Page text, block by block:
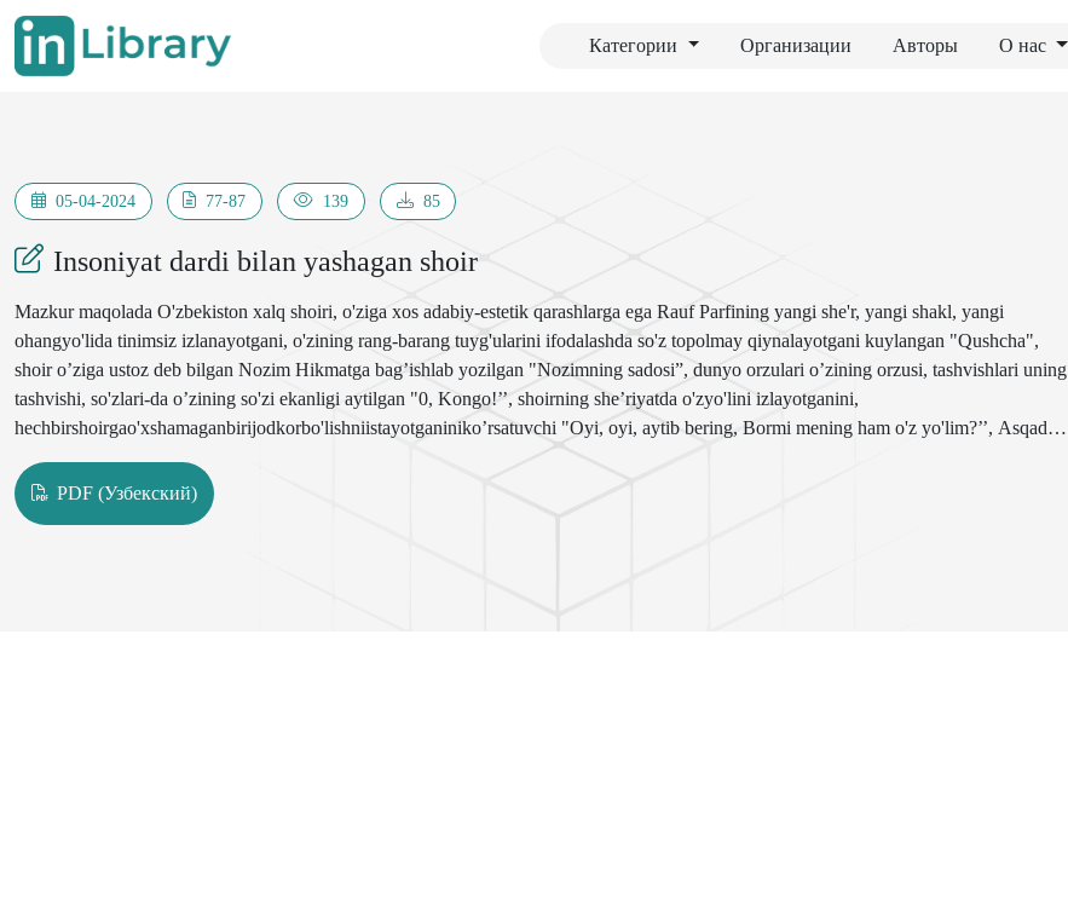
Категории Организации Авторы О нас
05-04-2024 77-87 139 85
Insoniyat dardi bilan yashagan shoir
Mazkur maqolada O'zbekiston xalq shoiri, o'ziga xos adabiy-estetik qarashlarga ega Rauf Parfining yangi she'r, yangi shakl, yangi
ohangyo'lida tinimsiz izlanayotgani, o'zining rang-barang tuyg'ularini ifodalashda so'z topolmay qiynalayotgani kuylangan "Qushcha",
shoir o’ziga ustoz deb bilgan Nozim Hikmatga bag’ishlab yozilgan "Nozimning sadosi”, dunyo orzulari o’zining orzusi, tashvishlari uning
tashvishi, so'zlari-da o’zining so'zi ekanligi aytilgan "0, Kongo!’’, shoirning she’riyatda o'zyo'lini izlayotganini,
hechbirshoirgao'xshamaganbirijodkorbo'lishniistayotganiniko’rsatuvchi "Oyi, oyi, aytib bering, Bormi mening ham o'z yo'lim?’’, Asqad
hasratlarini kuylashda davom etgan "Shamollar", kimni shoir deb atash mumkinligi haqidagi "Shoir” kabi she’rlarining tahlili keltirilgan.
She’rlarning mohiyatidan kelib chiqib, Dunyo va Insoniyatg'ami bilan yashab ijod qilgan RaufParfini milliy adabiyotimizning jahoniy
PDF (Узбекский)